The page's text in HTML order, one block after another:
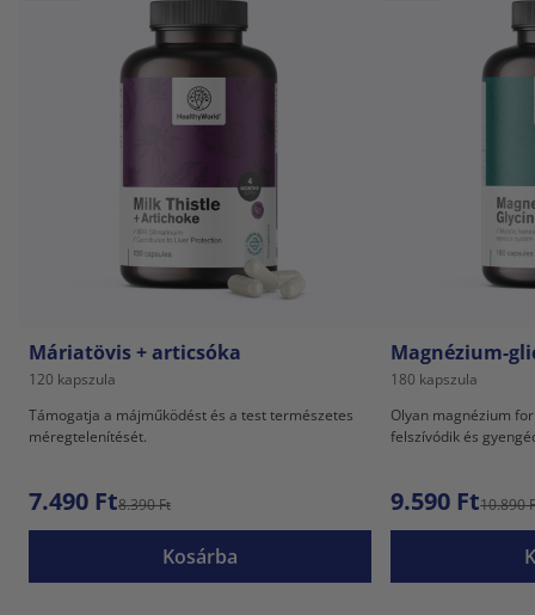
Máriatövis + articsóka
120 kapszula
Támogatja a májműködést és a test természetes
méregtelenítését.
7.490 Ft8.390 Ft
Kosárba
Magnézium-
180 kapszula
Olyan magnézium
felszívódik és
9.590 Ft10.890